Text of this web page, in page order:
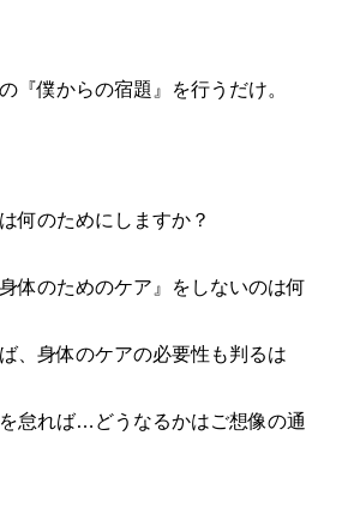
『僕からの宿題』を行うだけ。
何のためにしますか？
体のためのケア』をしないのは何
、身体のケアの必要性も判るは
怠れば…どうなるかはご想像の通